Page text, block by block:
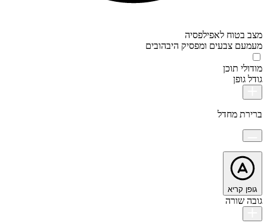
מצב בטוח לאפילפסיה
מעמעם צבעים ומפסיק היבהובים
מודולי תוכן
גודל גופן
ברירת מחדל
גופן קריא
גובה שורה